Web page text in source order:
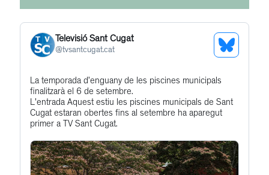
Televisió Sant Cugat
@tvsantcugat.cat
See
Get
to
this
post
La temporada d’enguany de les piscines municipals
finalitzarà el 6 de setembre.
L'entrada Aquest estiu les piscines municipals de Sant
Cugat estaran obertes fins al setembre ha aparegut
primer a TV Sant Cugat.